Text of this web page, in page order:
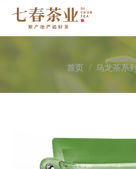
您在这里：
首页 乌龙茶系列